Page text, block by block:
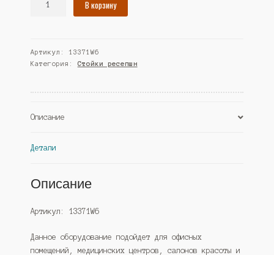
№4
ресепшна
№14,
(Westcom)
В корзину
Артикул:13371W6
Категория: Стойки ресепшн
Описание
Детали
Описание
Артикул: 13371W6
Данное оборудование подойдет для офисных
помещений, медицинских центров, салонов красоты и